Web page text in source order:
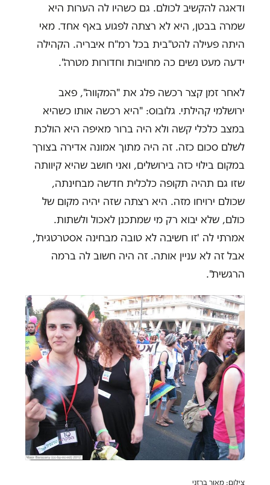
ודאגה להקשיב לכולם. גם כשהיו לה הערות היא
שמרה בבטן, היא לא רצתה לפגוע באף אחד. מאי
היתה פעילה להט"בית בכל רמ"ח איבריה. הקהילה
ידעה מעט נשים כה מחויבות וחדורות מטרה".
לאחר זמן קצר רכשה פלג את "המקווה", פאב
ירושלמי קהילתי. גלובוס: "היא רכשה אותו כשהיא
במצב כלכלי קשה ולא היה ברור מאיפה היא הולכת
לשלם סכום כזה. זה היה מתוך אמונה אדירה בצורך
במקום בילוי כזה בירושלים, ואני חושב שהיא קיוותה
שזו גם תהיה תקופה כלכלית חדשה מבחינתה,
שכולם ירויחו מזה. היא רצתה שזה יהיה מקום של
כולם, שלא יבוא רק מי שמתכנן לאכול ולשתות.
אמרתי לה 'זו חשיבה לא טובה מבחינה אסטרטגית',
אבל זה לא עניין אותה. זה היה חשוב לה ברמה
הרגשית".
צילום: מאור ברזני